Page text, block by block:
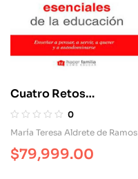
Cuatro Retos
Esenciales De La
Educación. Enseñar A
Querer Y A
0
María Teresa Aldrete de Ramos
$79,999.00